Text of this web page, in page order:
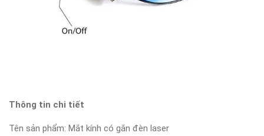
Thông tin chi tiết
Tên sản phẩm: Mắt kính có gắn đèn laser